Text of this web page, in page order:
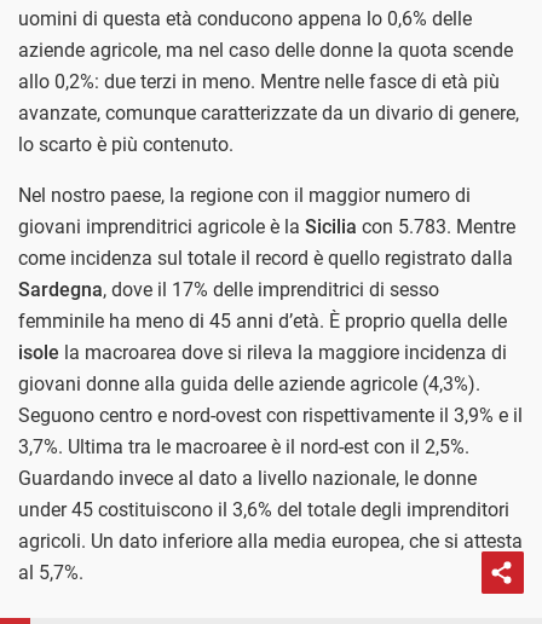
uomini di questa età conducono appena lo 0,6% delle
aziende agricole, ma nel caso delle donne la quota scende
allo 0,2%: due terzi in meno. Mentre nelle fasce di età più
avanzate, comunque caratterizzate da un divario di genere,
lo scarto è più contenuto.
Nel nostro paese, la regione con il maggior numero di
giovani imprenditrici agricole è la Sicilia con 5.783. Mentre
come incidenza sul totale il record è quello registrato dalla
Sardegna, dove il 17% delle imprenditrici di sesso
femminile ha meno di 45 anni d’età. È proprio quella delle
isole la macroarea dove si rileva la maggiore incidenza di
giovani donne alla guida delle aziende agricole (4,3%).
Seguono centro e nord-ovest con rispettivamente il 3,9% e il
3,7%. Ultima tra le macroaree è il nord-est con il 2,5%.
Guardando invece al dato a livello nazionale, le donne
under 45 costituiscono il 3,6% del totale degli imprenditori
agricoli. Un dato inferiore alla media europea, che si attesta
al 5,7%.